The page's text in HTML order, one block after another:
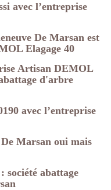
avec l’entreprise
De Marsan est
Elagage 40
Artisan DEMOL
d'arbre
avec l’entreprise
Marsan oui mais
société abattage